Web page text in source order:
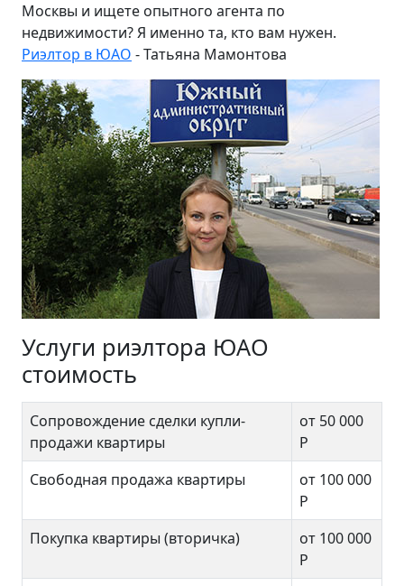
Москвы и ищете опытного агента по
недвижимости? Я именно та, кто вам нужен.
Риэлтор в ЮАО - Татьяна Мамонтова
Услуги риэлтора ЮАО
стоимость
Сопровождение сделки купли-
продажи квартиры
от 50 000
Р
Свободная продажа квартиры
от 100 000
Р
Покупка квартиры (вторичка)
от 100 000
Р